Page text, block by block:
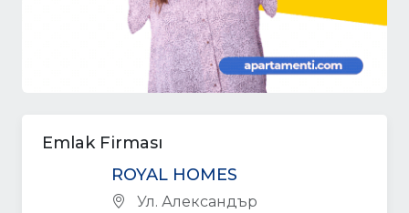
Emlak Firması
ROYAL HOMES
Ул. Александър